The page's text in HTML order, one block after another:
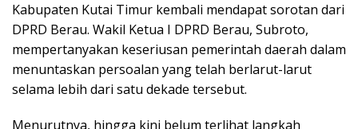
Kabupaten Kutai Timur kembali mendapat sorotan dari
DPRD Berau. Wakil Ketua I DPRD Berau, Subroto,
mempertanyakan keseriusan pemerintah daerah dalam
menuntaskan persoalan yang telah berlarut-larut
selama lebih dari satu dekade tersebut.
Menurutnya, hingga kini belum terlihat langkah